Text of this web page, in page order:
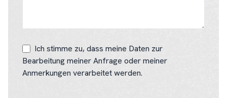
Ich stimme zu, dass meine Daten zur
Bearbeitung meiner Anfrage oder meiner
Anmerkungen verarbeitet werden.